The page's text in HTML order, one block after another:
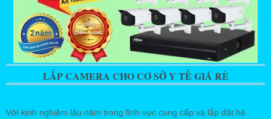
LẮP CAMERA CHO CƠ SỞ Y TẾ GIÁ RẺ
Với kinh nghiệm lâu năm trong lĩnh vực cung cấp và lắp đặt hệ